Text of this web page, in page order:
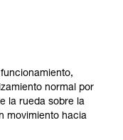
normal por
la rueda sobre la
movimiento hacia